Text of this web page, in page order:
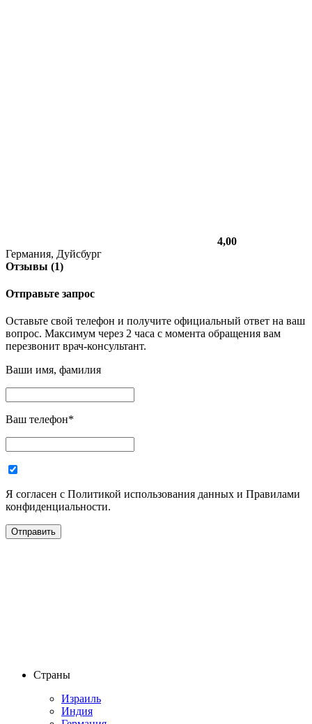
4,00
Германия, Дуйсбург
Отзывы (1)
Отправьте запрос
Оставьте свой телефон и получите официальный ответ на ваш
вопрос. Максимум через 2 часа с момента обращения вам
перезвонит врач-консультант.
Ваши имя, фамилия
Ваш телефон*
Я согласен с Политикой использования данных и Правилами
конфиденциальности.
Страны
Израиль
Индия